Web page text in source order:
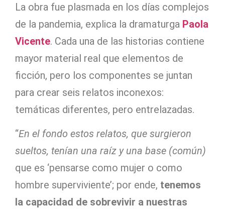
La obra fue plasmada en los días complejos
de la pandemia, explica la dramaturga Paola
Vicente. Cada una de las historias contiene
mayor material real que elementos de
ficción, pero los componentes se juntan
para crear seis relatos inconexos:
temáticas diferentes, pero entrelazadas.
“En el fondo estos relatos, que surgieron
sueltos, tenían una raíz y una base (común)
que es ‘pensarse como mujer o como
hombre superviviente’; por ende, tenemos
la capacidad de sobrevivir a nuestras